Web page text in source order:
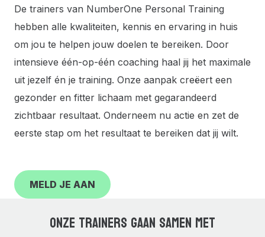
De trainers van NumberOne Personal Training
hebben alle kwaliteiten, kennis en ervaring in huis
om jou te helpen jouw doelen te bereiken. Door
intensieve één-op-één coaching haal jij het maximale
uit jezelf én je training. Onze aanpak creëert een
gezonder en fitter lichaam met gegarandeerd
zichtbaar resultaat. Onderneem nu actie en zet de
eerste stap om het resultaat te bereiken dat jij wilt.
MELD JE AAN
ONZE TRAINERS GAAN SAMEN MET